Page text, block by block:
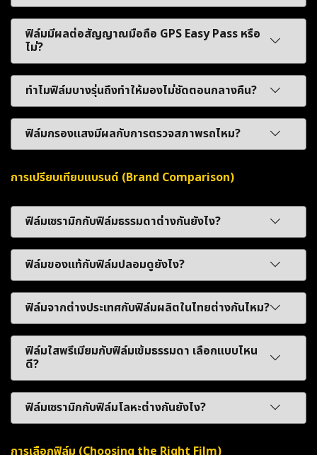
ฟิล์มมีผลต่อสัญญาณมือถือ GPS Easy Pass หรือ
ไม่?
ทำไมฟิล์มบางรุ่นถึงทำให้มองไม่ชัดตอนกลางคืน?
ฟิล์มกรองแสงมีผลกับการตรวจสภาพรถไหม?
การเปรียบเทียบแบรนด์ (Brand Comparison)
ฟิล์มเซรามิกกับฟิล์มธรรมดาต่างกันยังไง?
ฟิล์มของแท้กับฟิล์มปลอมดูยังไง?
ฟิล์มจากต่างประเทศกับฟิล์มผลิตในไทยต่างกันไหม?
ฟิล์มใสพรีเมียมกับฟิล์มเข้มธรรมดา เลือกแบบไหน
ดี?
ฟิล์มเซรามิกกับฟิล์มโลหะต่างกันยังไง?
การเลือกฟิล์ม (Choosing the Right Film)